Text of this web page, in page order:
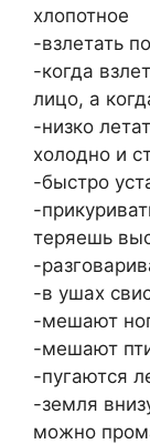
хлопотное
-взлетать
-когда
лицо, а
-низко
холодно и
-быстро
-
теряешь
-
-в ушах
-мешают
-мешают
-пугаются
-земля
можно